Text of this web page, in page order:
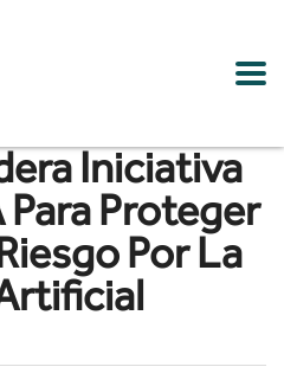
Iniciativa
Proteger
Por La